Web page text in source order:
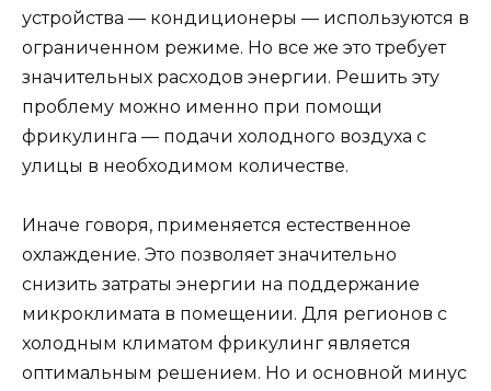
устройства — кондиционеры — используются в
ограниченном режиме. Но все же это требует
значительных расходов энергии. Решить эту
проблему можно именно при помощи
фрикулинга — подачи холодного воздуха с
улицы в необходимом количестве.
Иначе говоря, применяется естественное
охлаждение. Это позволяет значительно
снизить затраты энергии на поддержание
микроклимата в помещении. Для регионов с
холодным климатом фрикулинг является
оптимальным решением. Но и основной минус